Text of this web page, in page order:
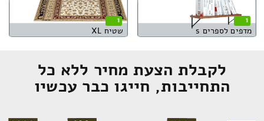
1
מדפים לספרים s
1
שטיח XL
לקבלת הצעת מחיר ללא כל
התחייבות, חייגו כבר עכשיו